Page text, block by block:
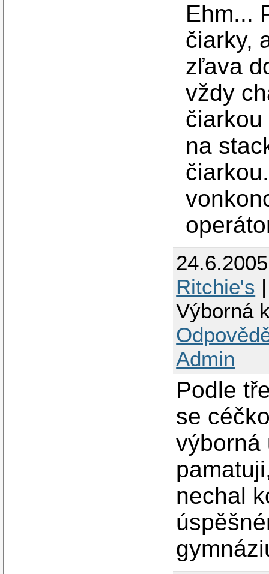
Ehm...
čiarky,
zľava
vždy
na
Ritchie's
Výborná
Admin
Podle
se
výborná
nechal